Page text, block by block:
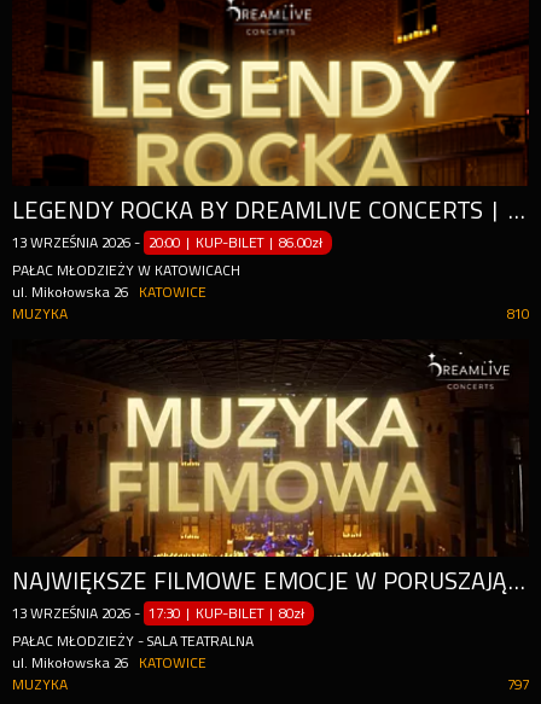
LEGENDY ROCKA BY DREAMLIVE CONCERTS | KATOWICE
13 WRZEŚNIA 2026 - 20:00 | KUP-BILET |86.00zł
PAŁAC MŁODZIEŻY W KATOWICACH
ul. Mikołowska 26
KATOWICE
810
MUZYKA
NAJWIĘKSZE FILMOWE EMOCJE W PORUSZAJĄCEJ ODSŁONIE KWARTETU SMYCZKOWEGO
13 WRZEŚNIA 2026 - 17:30 | KUP-BILET |80zł
PAŁAC MŁODZIEŻY - SALA TEATRALNA
ul. Mikołowska 26
KATOWICE
797
MUZYKA